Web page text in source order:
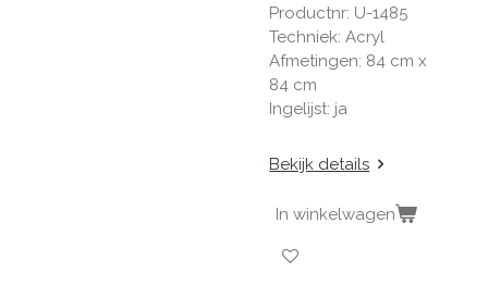
Productnr: U-1485
Techniek: Acryl
Afmetingen: 84 cm x
84 cm
Ingelijst: ja
Bekijk details
In winkelwagen